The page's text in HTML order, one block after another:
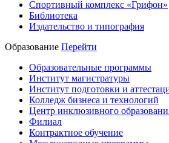
Спортивный комплекс «Грифон»
Библиотека
Издательство и типография
Образование Перейти
Образовательные программы
Институт магистратуры
Институт подготовки и
Колледж бизнеса и технологий
Центр инклюзивного
Филиал
Контрактное обучение